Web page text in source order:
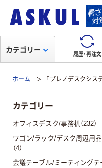
履歴・再注文
カテゴリー
ホーム 「プレノデスクシス
カテゴリー
オフィスデスク/事務机（232）
ワゴン/ラック/デスク周辺用品
（4）
会議テーブル/ミーティングテ